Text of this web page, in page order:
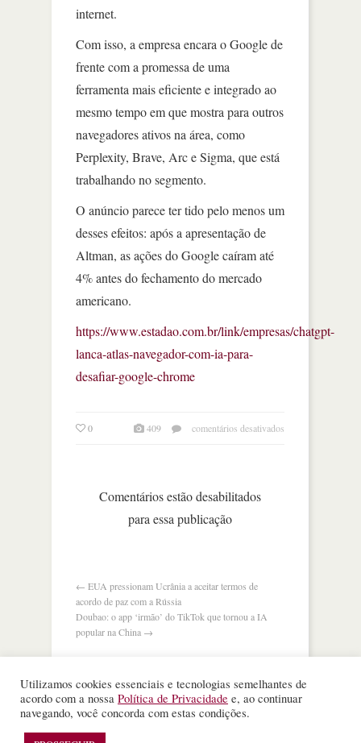
internet.
Com isso, a empresa encara o Google de
frente com a promessa de uma
ferramenta mais eficiente e integrado ao
mesmo tempo em que mostra para outros
navegadores ativos na área, como
Perplexity, Brave, Arc e Sigma, que está
trabalhando no segmento.
O anúncio parece ter tido pelo menos um
desses efeitos: após a apresentação de
Altman, as ações do Google caíram até
4% antes do fechamento do mercado
americano.
https://www.estadao.com.br/link/empresas/chatgpt-
lanca-atlas-navegador-com-ia-para-
desafiar-google-chrome
0 409 comentários desativados
Comentários estão desabilitados
para essa publicação
← EUA pressionam Ucrânia a aceitar termos de
acordo de paz com a Rússia
Doubao: o app ‘irmão’ do TikTok que tornou a IA
popular na China →
Nota Alta ESPM
. Todos os direitos reservados.
Utilizamos cookies essenciais e tecnologias semelhantes de
acordo com a nossa Política de Privacidade e, ao continuar
navegando, você concorda com estas condições.